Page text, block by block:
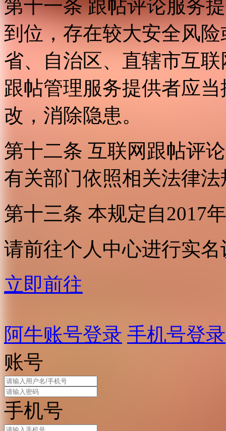
第十一条 跟帖评论服务
到位，存在较大安全风
省、自治区、直辖市互
跟帖管理服务提供者应
改，消除隐患。
第十二条 互联网跟帖评
有关部门依照相关法律
第十三条 本规定自2017
请前往个人中心进行实名
立即前往
阿牛账号登录 手机号登录
账号
手机号